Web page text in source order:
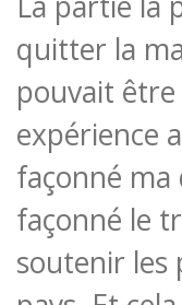
quitter la
pouvait
expérience
façonné ma
façonné le
soutenir les